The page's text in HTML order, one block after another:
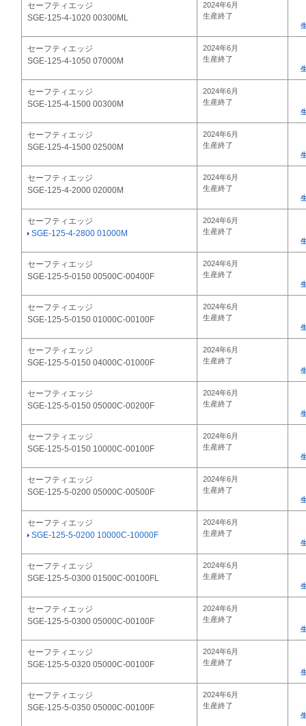
セーフティエッジ
SGE-125-4-1020 00300ML
2024年6月
生産終了
セーフティエッジ
SGE-125-4-1050 07000M
2024年6月
生産終了
セーフティエッジ
SGE-125-4-1500 00300M
2024年6月
生産終了
セーフティエッジ
SGE-125-4-1500 02500M
2024年6月
生産終了
セーフティエッジ
SGE-125-4-2000 02000M
2024年6月
生産終了
セーフティエッジ
SGE-125-4-2800 01000M
2024年6月
生産終了
セーフティエッジ
SGE-125-5-0150 00500C-00400F
2024年6月
生産終了
セーフティエッジ
SGE-125-5-0150 01000C-00100F
2024年6月
生産終了
セーフティエッジ
SGE-125-5-0150 04000C-01000F
2024年6月
生産終了
セーフティエッジ
SGE-125-5-0150 05000C-00200F
2024年6月
生産終了
セーフティエッジ
SGE-125-5-0150 10000C-00100F
2024年6月
生産終了
セーフティエッジ
SGE-125-5-0200 05000C-00500F
2024年6月
生産終了
セーフティエッジ
SGE-125-5-0200 10000C-10000F
2024年6月
生産終了
セーフティエッジ
SGE-125-5-0300 01500C-00100FL
2024年6月
生産終了
セーフティエッジ
SGE-125-5-0300 05000C-00100F
2024年6月
生産終了
セーフティエッジ
SGE-125-5-0320 05000C-00100F
2024年6月
生産終了
セーフティエッジ
SGE-125-5-0350 05000C-00100F
2024年6月
生産終了